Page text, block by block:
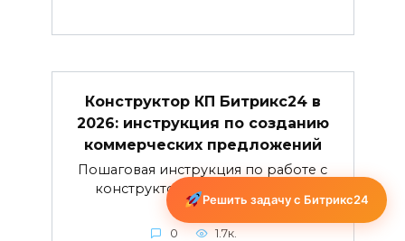
Конструктор КП Битрикс24 в
2026: инструкция по созданию
коммерческих предложений
Пошаговая инструкция по работе с
конструктором коммерческих
0 1.7к.
Решить задачу с Битрикс24